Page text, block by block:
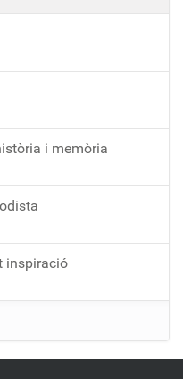
i memòria
inspiració